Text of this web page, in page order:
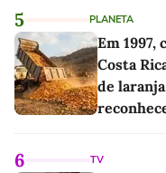
5 PLANETA
Em
Costa
de
6 TV